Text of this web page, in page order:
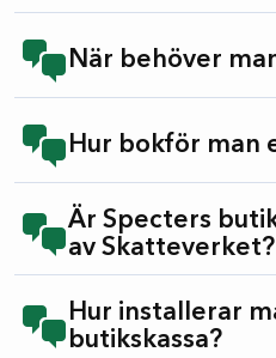
När behöver
Hur bokför man
Är Specters
av Skatteverket?
Hur installerar
butikskassa?